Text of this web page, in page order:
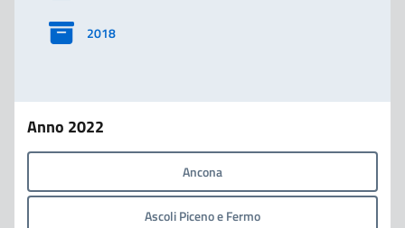
2018
Anno 2022
Ancona
Ascoli Piceno e Fermo